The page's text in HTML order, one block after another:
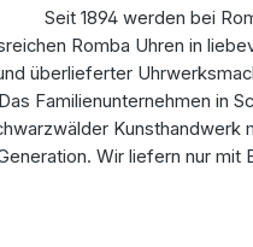
Seit 1894 werden bei
Romba Uhren in
überlieferter
Familienunternehmen in
Kunsthandwerk
Wir liefern nur mit